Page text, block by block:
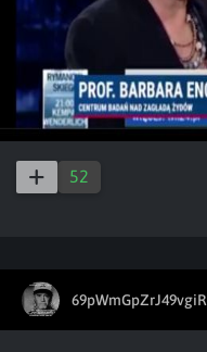
52
69pWmGpZrJ49vgiR